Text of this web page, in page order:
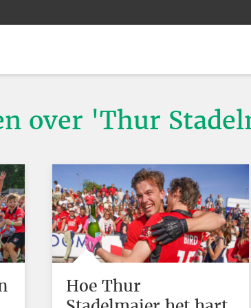
over 'Thur
Hoe Thur